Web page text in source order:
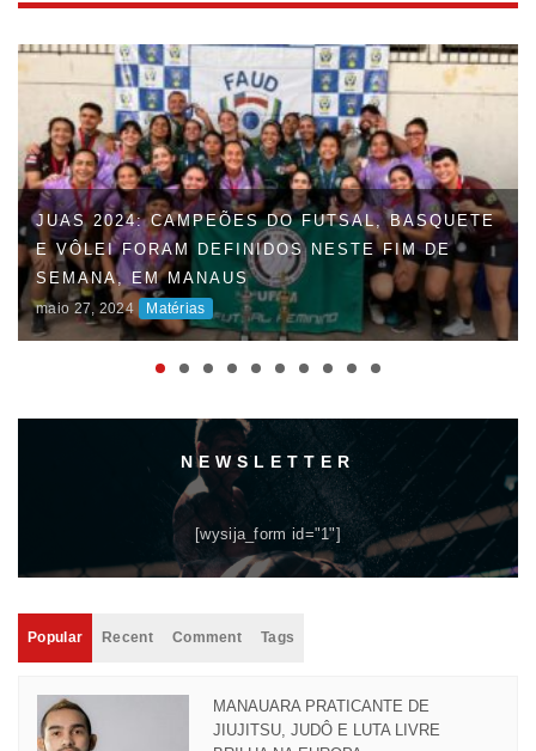
JUAS 2024: CAMPEÕES DO FUTSAL, BASQUETE
E VÔLEI FORAM DEFINIDOS NESTE FIM DE
SEMANA, EM MANAUS
maio 27, 2024 Matérias
NEWSLETTER
[wysija_form id="1"]
Popular Recent Comment Tags
MANAUARA PRATICANTE DE
JIUJITSU, JUDÔ E LUTA LIVRE